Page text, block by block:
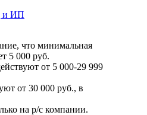
и ИП
что минимальная
5 000 руб.
от 5 000-29 999
от 30 000 руб., в
на р/с компании.